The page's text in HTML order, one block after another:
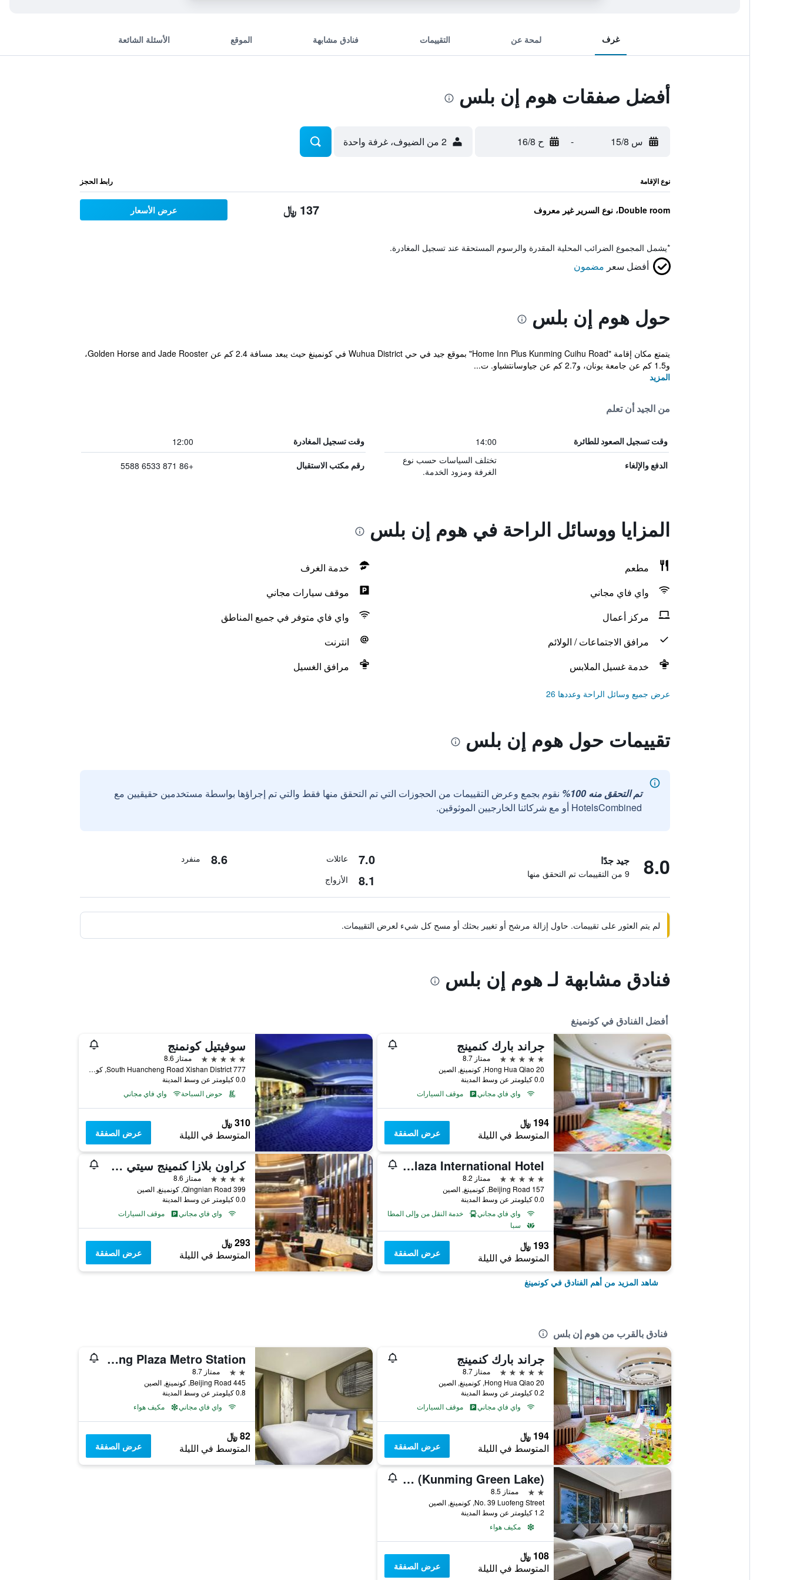
غرف لمحة عن التقييمات فنادق مشابهة الموقع الأسئلة الشائعة
أفضل صفقات هوم إن بلس
س 15/8 - ح 16/8 2 من الضيوف، غرفة واحدة
نوع الإقامة رابط الحجز
Double room، نوع السرير غير معروف 137 ﷼ عرض الأسعار
*يشمل المجموع الضرائب المحلية المقدرة والرسوم المستحقة عند تسجيل المغادرة.
أفضل سعر مضمون
حول هوم إن بلس
يتمتع مكان إقامة "Home Inn Plus Kunming Cuihu Road" بموقع جيد في حي Wuhua District في كونمينغ حيث يبعد مسافة 2.4 كم عن Golden Horse and Jade Rooster،
و1.5 كم عن جامعة يونان، و2.7 كم عن جياوسانتشياو. ت...
المزيد
من الجيد أن تعلم
وقت تسجيل الصعود للطائرة 14:00 وقت تسجيل المغادرة 12:00
الدفع والإلغاء
تختلف السياسات حسب نوع
الغرفة ومزود الخدمة.
رقم مكتب الاستقبال +86 871 6533 5588
المزايا ووسائل الراحة في هوم إن بلس
مطعم
خدمة الغرف
واي فاي مجاني
موقف سيارات مجاني
مركز أعمال
واي فاي متوفر في جميع المناطق
مرافق الاجتماعات / الولائم
انترنت
خدمة غسيل الملابس
مرافق الغسيل
عرض جميع وسائل الراحة وعددها 26
تقييمات حول هوم إن بلس
تم التحقق منه 100%
نقوم بجمع وعرض التقييمات من الحجوزات التي تم التحقق منها فقط والتي تم إجراؤها بواسطة مستخدمين حقيقيين مع
HotelsCombined أو مع شركائنا الخارجيين الموثوقين.
8.0 جيد جدًا
9 من التقييمات تم التحقق منها
7.0 عائلات 8.6 منفرد
8.1 الأزواج
لم يتم العثور على تقييمات. حاول إزالة مرشح أو تغيير بحثك أو مسح كل شيء لعرض التقييمات.
فنادق مشابهة لـ هوم إن بلس
أفضل الفنادق في كونمينغ
جراند بارك كنمينج
5 نجوم
ممتاز 8.7
20 Hong Hua Qiao, كونمينغ, الصين
0.0 كيلومتر عن وسط المدينة
واي فاي مجاني
موقف السيارات
194 ﷼
المتوسط في الليلة عرض الصفقة
سوفيتيل كونمنج
5 نجوم
ممتاز 8.6
777 South Huancheng Road Xishan District, كونمينغ, الصين
0.0 كيلومتر عن وسط المدينة
حوض السباحة
واي فاي مجاني
310 ﷼
المتوسط في الليلة عرض الصفقة
Kai Wah Plaza International Hotel
5 نجوم
ممتاز 8.2
157 Beijing Road, كونمينغ, الصين
0.0 كيلومتر عن وسط المدينة
واي فاي مجاني
خدمة النقل من وإلى المطار
سبا
193 ﷼
المتوسط في الليلة عرض الصفقة
كراون بلازا كنمينج سيتي سننترب باي آيتش جي
4 نجوم
ممتاز 8.6
399 Qingnian Road, كونمينغ, الصين
0.0 كيلومتر عن وسط المدينة
واي فاي مجاني
موقف السيارات
293 ﷼
المتوسط في الليلة عرض الصفقة
شاهد المزيد من أهم الفنادق في كونمينغ
فنادق بالقرب من هوم إن بلس
جراند بارك كنمينج
5 نجوم
ممتاز 8.7
20 Hong Hua Qiao, كونمينغ, الصين
0.2 كيلومتر عن وسط المدينة
واي فاي مجاني
موقف السيارات
194 ﷼
المتوسط في الليلة عرض الصفقة
Home Inn Neo Kunming Beijing Road Dongfeng Plaza Metro Station
2 نجمتين
ممتاز 8.7
445 Beijing Road, كونمينغ, الصين
0.8 كيلومتر عن وسط المدينة
واي فاي مجاني
مكيف هواء
82 ﷼
المتوسط في الليلة عرض الصفقة
Jiqing Hotel (Kunming Green Lake)
2 نجمتين
ممتاز 8.5
No. 39 Luofeng Street, كونمينغ, الصين
1.2 كيلومتر عن وسط المدينة
مكيف هواء
108 ﷼
المتوسط في الليلة عرض الصفقة